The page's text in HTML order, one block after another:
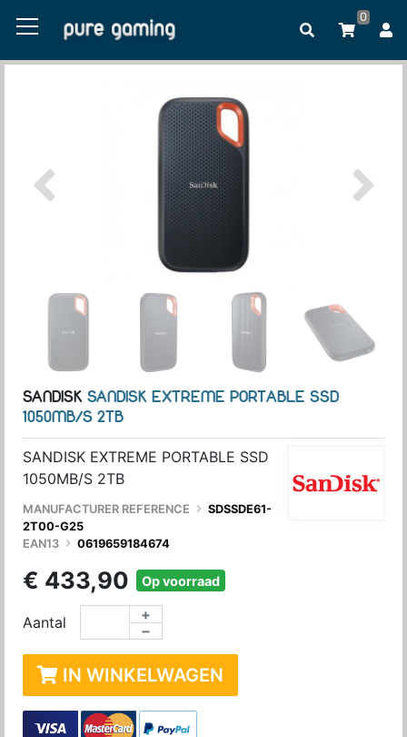
0
SANDISK SANDISK EXTREME PORTABLE SSD
1050MB/S 2TB
SANDISK EXTREME PORTABLE SSD
1050MB/S 2TB
MANUFACTURER REFERENCE
SDSSDE61-
2T00-G25
EAN13
0619659184674
€ 433,90 Op voorraad
Aantal −
+
IN WINKELWAGEN